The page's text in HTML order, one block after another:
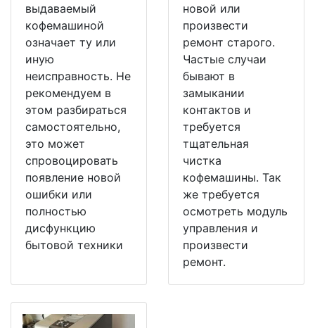
выдаваемый
кофемашиной
означает ту или
иную
неисправность. Не
рекомендуем в
этом разбираться
самостоятельно,
это может
спровоцировать
появление новой
ошибки или
полностью
дисфункцию
бытовой техники
новой или
произвести
ремонт старого.
Частые случаи
бывают в
замыкании
контактов и
требуется
тщательная
чистка
кофемашины. Так
же требуется
осмотреть модуль
управления и
произвести
ремонт.